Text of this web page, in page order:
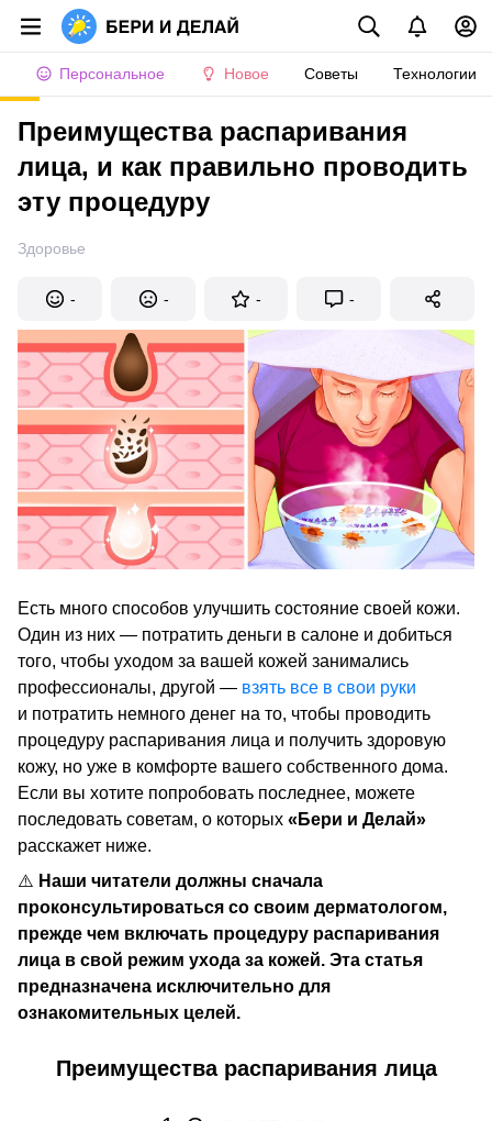
Персональное Новое Советы Технологии
Преимущества распаривания
лица, и как правильно проводить
эту процедуру
Здоровье
- - - -
Есть много способов улучшить состояние своей кожи.
Один из них — потратить деньги в салоне и добиться
того, чтобы уходом за вашей кожей занимались
профессионалы, другой — взять все в свои руки
и потратить немного денег на то, чтобы проводить
процедуру распаривания лица и получить здоровую
кожу, но уже в комфорте вашего собственного дома.
Если вы хотите попробовать последнее, можете
последовать советам, о которых «Бери и Делай»
расскажет ниже.
⚠️ Наши читатели должны сначала
проконсультироваться со своим дерматологом,
прежде чем включать процедуру распаривания
лица в свой режим ухода за кожей. Эта статья
предназначена исключительно для
ознакомительных целей.
Преимущества распаривания лица